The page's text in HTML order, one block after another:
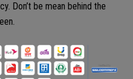
Don’t be mean behind the